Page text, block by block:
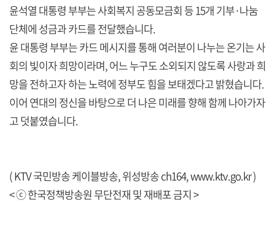
윤석열 대통령 부부는 사회복지 공동모금회 등 15개 기부·나눔
단체에 성금과 카드를 전달했습니다.
윤 대통령 부부는 카드 메시지를 통해 여러분이 나누는 온기는 사
회의 빛이자 희망이라며, 어느 누구도 소외되지 않도록 사랑과 희
망을 전하고자 하는 노력에 정부도 힘을 보태겠다고 밝혔습니다.
이어 연대의 정신을 바탕으로 더 나은 미래를 향해 함께 나아가자
고 덧붙였습니다.
( KTV 국민방송 케이블방송, 위성방송 ch164,www.ktv.go.kr)
< ⓒ 한국정책방송원 무단전재 및 재배포 금지 >